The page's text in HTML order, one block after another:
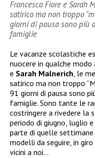
Francesca Fiore e
satirico ma non troppo
giorni di pausa sono più
famiglie
Le vacanze scolastiche
nuocere in qualche modo
e Sarah Malnerich, le
satirico ma non troppo
91 giorni di pausa sono
famiglie. Sono tante le
costringere a rivedere la
periodo di giugno, luglio
parte di quelle settimane
modelli da seguire, in
vicini a noi…